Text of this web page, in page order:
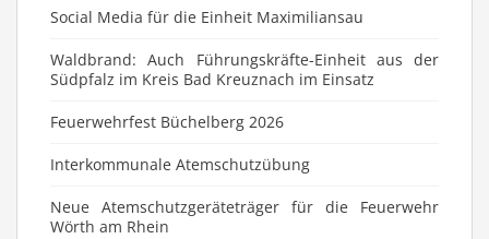
Social Media für die Einheit Maximiliansau
Waldbrand: Auch Führungskräfte-Einheit aus der
Südpfalz im Kreis Bad Kreuznach im Einsatz
Feuerwehrfest Büchelberg 2026
⁠Interkommunale Atemschutzübung
Neue Atemschutzgeräteträger für die Feuerwehr
Wörth am Rhein